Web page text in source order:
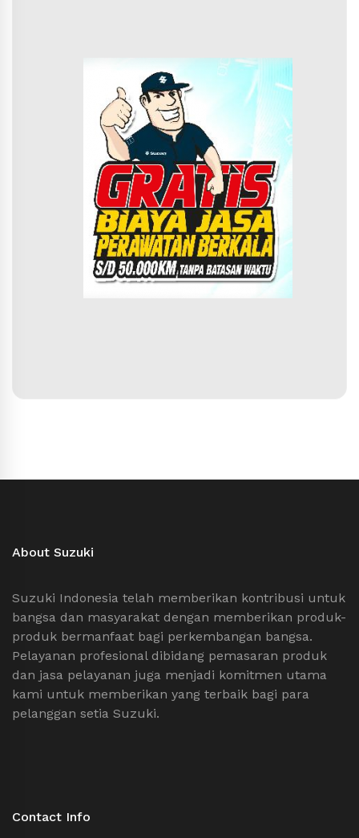
About Suzuki
Suzuki Indonesia telah memberikan kontribusi untuk
bangsa dan masyarakat dengan memberikan produk-
produk bermanfaat bagi perkembangan bangsa.
Pelayanan profesional dibidang pemasaran produk
dan jasa pelayanan juga menjadi komitmen utama
kami untuk memberikan yang terbaik bagi para
pelanggan setia Suzuki.
Contact Info